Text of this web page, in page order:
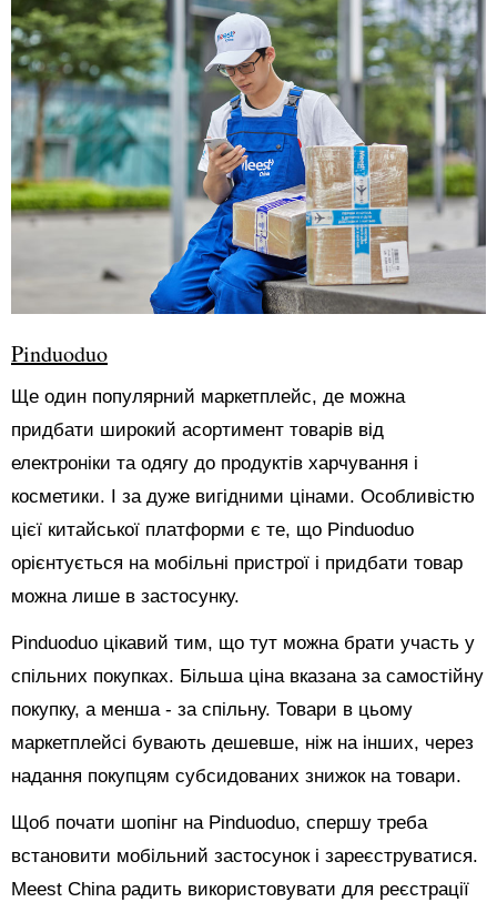
Pinduoduo
Ще один популярний маркетплейс, де можна
придбати широкий асортимент товарів від
електроніки та одягу до продуктів харчування і
косметики. І за дуже вигідними цінами. Особливістю
цієї китайської платформи є те, що Pinduoduo
орієнтується на мобільні пристрої і придбати товар
можна лише в застосунку.
Pinduoduo цікавий тим, що тут можна брати участь у
спільних покупках. Більша ціна вказана за самостійну
покупку, а менша - за спільну. Товари в цьому
маркетплейсі бувають дешевше, ніж на інших, через
надання покупцям субсидованих знижок на товари.
Щоб почати шопінг на Pinduoduo, спершу треба
встановити мобільний застосунок і зареєструватися.
Meest China радить використовувати для реєстрації